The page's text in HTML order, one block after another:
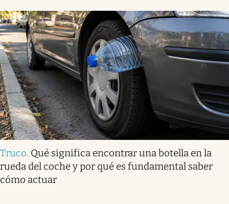
Truco. Qué significa encontrar una botella en la
rueda del coche y por qué es fundamental saber
cómo actuar